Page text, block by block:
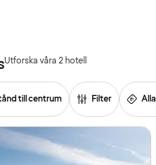
Utforska våra 2 hotell
till centrum Filter